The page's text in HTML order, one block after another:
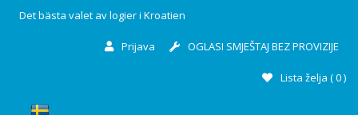
Det bästa valet av logier i Kroatien
Prijava OGLASI SMJEŠTAJ BEZ PROVIZIJE
Lista želja (0)